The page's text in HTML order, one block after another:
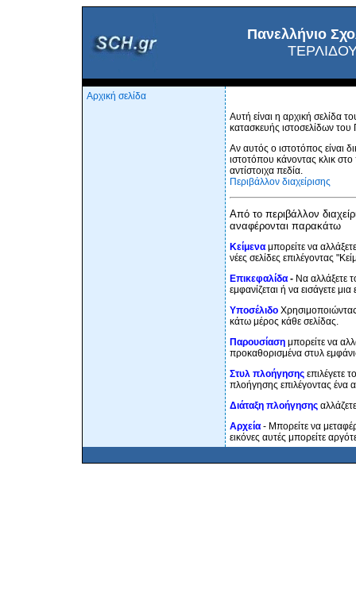
Πανελλήνιο
Αρχική σελίδα
Αυτή είναι η αρχική σελίδα
κατασκευής ιστοσελίδων του
Αν αυτός ο ιστοτόπος είναι
ιστοτόπου κάνοντας κλικ
αντίστοιχα πεδία.
Περιβάλλον διαχείρισης
Από το περιβάλλον
αναφέρονται παρακάτω
Κείμενα μπορείτε να
νέες σελίδες επιλέγοντας
Επικεφαλίδα -Να αλλάξετε
εμφανίζεται ή να εισάγετε
Υποσέλιδο
κάτω μέρος κάθε σελίδας.
Παρουσίασημπορείτε να
προκαθορισμένα στυλ
Στυλ πλοήγησηςεπιλέγετε
πλοήγησης επιλέγοντας
Διάταξη πλοήγησης
Αρχεία- Μπορείτε να
εικόνες αυτές μπορείτε